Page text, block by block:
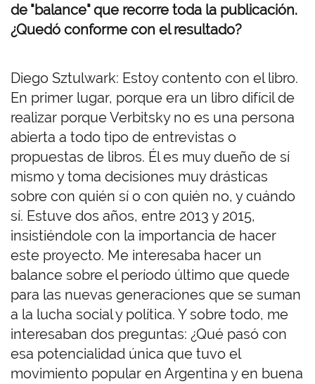
de "balance" que recorre toda la publicación.
¿Quedó conforme con el resultado?
Diego Sztulwark: Estoy contento con el libro.
En primer lugar, porque era un libro difícil de
realizar porque Verbitsky no es una persona
abierta a todo tipo de entrevistas o
propuestas de libros. Él es muy dueño de sí
mismo y toma decisiones muy drásticas
sobre con quién sí o con quién no, y cuándo
sí. Estuve dos años, entre 2013 y 2015,
insistiéndole con la importancia de hacer
este proyecto. Me interesaba hacer un
balance sobre el período último que quede
para las nuevas generaciones que se suman
a la lucha social y política. Y sobre todo, me
interesaban dos preguntas: ¿Qué pasó con
esa potencialidad única que tuvo el
movimiento popular en Argentina y en buena